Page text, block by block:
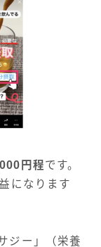
円程です。
になります
ジー」（栄養